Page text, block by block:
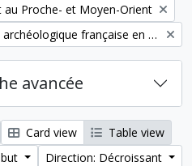
au Proche- et Moyen-Orient
Mission de Munhata (Mission archéologique française en Israël)
avancée
Card view
Table view
Direction: Décroissant